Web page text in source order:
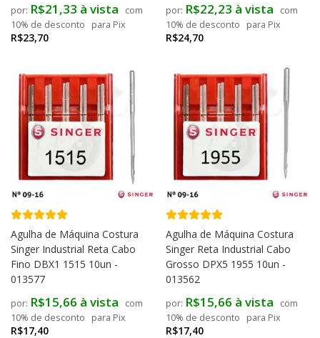
R$23,70
R$21,33 à vista
com
10% de desconto
para Pix
R$24,70
R$22,23 à vista
com
10% de desconto
para Pix
Agulha de Máquina Costura
Singer Industrial Reta Cabo
Fino DBX1 1515 10un -
013577
R$17,40
R$15,66 à vista
com
10% de desconto
para Pix
Agulha de Máquina Costura
Singer Reta Industrial Cabo
Grosso DPX5 1955 10un -
013562
R$17,40
R$15,66 à vista
com
10% de desconto
para Pix